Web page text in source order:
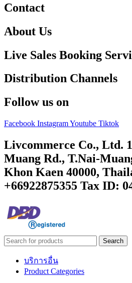
Contact
About Us
Live Sales Booking
Distribution Channels
Follow us on
Facebook InstagramYoutube Tiktok
Livcommerce Co., Ltd.
Muang Rd., T.Nai-
Khon Kaen 40000,
+66922875355 Tax ID:
Search
บริการอื่น
Product Categories